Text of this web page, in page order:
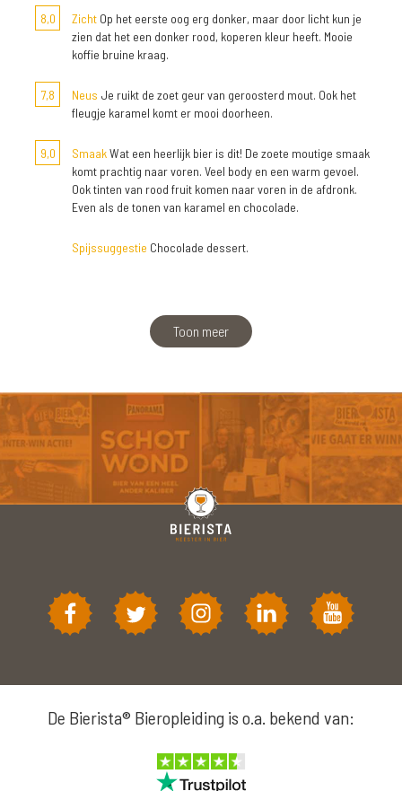
8,0
Zicht Op het eerste oog erg donker, maar door licht kun je
zien dat het een donker rood, koperen kleur heeft. Mooie
koffie bruine kraag.
7,8 Neus Je ruikt de zoet geur van geroosterd mout. Ook het
fleugje karamel komt er mooi doorheen.
9,0 SmaakWat een heerlijk bier is dit! De zoete moutige smaak
komt prachtig naar voren. Veel body en een warm gevoel.
Ook tinten van rood fruit komen naar voren in de afdronk.
Even als de tonen van karamel en chocolade.
Spijssuggestie Chocolade dessert.
Toon meer
De Bierista® Bieropleiding is o.a. bekend van: